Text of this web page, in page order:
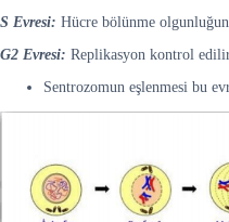
S Evresi: Hücre bölünme
G2 Evresi: Replikasyon kontrol
Sentrozomun eşlenmesi bu